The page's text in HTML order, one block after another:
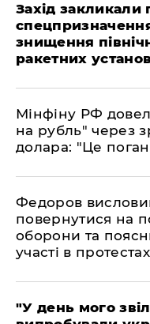
​Захід закликали
знищення
ракетних
​Мінфіну РФ
на рубль" через
долара: "Це
​Федоров
повернутися на
оборони та
участі в протестах
​"У день мого